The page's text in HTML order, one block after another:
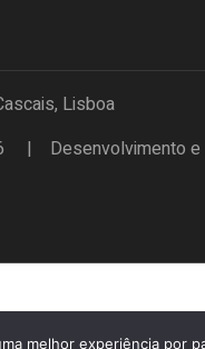
Lisboa
| Desenvolvimento e
melhor experiência por